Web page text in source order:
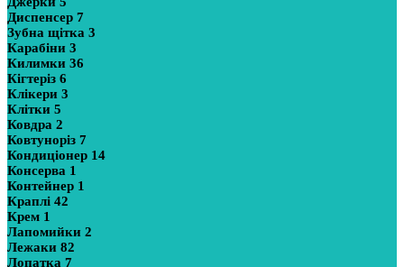
Диспенсер 7
Зубна щітка 3
Карабіни 3
Килимки 36
Кігтеріз 6
Клікери 3
Клітки 5
Ковдра 2
Ковтуноріз 7
Кондиціонер 14
Консерва 1
Контейнер 1
Краплі 42
Крем 1
Лапомийки 2
Лежаки 82
Лопатка 7